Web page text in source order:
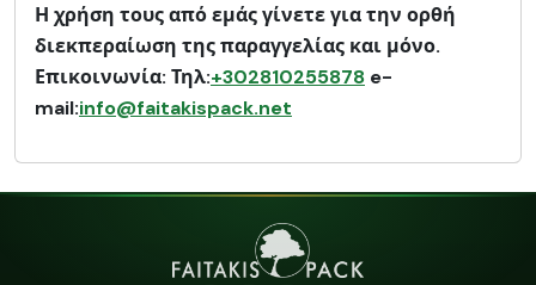
Η χρήση τους από εμάς γίνετε για την ορθή
διεκπεραίωση της παραγγελίας και μόνο.
Επικοινωνία: Τηλ:+302810255878 e-
mail:info@faitakispack.net